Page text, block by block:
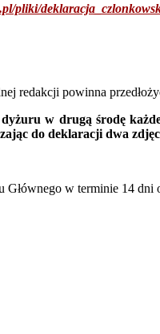
pliki/
redakcji powinna
dyżuruw drugą środę
do deklaracji dwa
Głównego w terminie 14 dni